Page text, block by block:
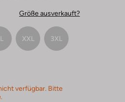
Größe ausverkauft?
XXL 3XL
verfügbar. Bitte